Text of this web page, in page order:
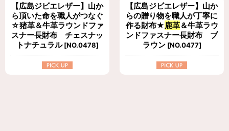
【広島ジビエレザー】山か
ら頂いた命を職人がつなぐ
☆猪革＆牛革ラウンドファ
スナー長財布 チェスナッ
トナチュラル [NO.0478]
【広島ジビエレザー】山か
らの贈り物を職人が丁寧に
作る財布★鹿革＆牛革ラウ
ンドファスナー長財布 ブ
ラウン [NO.0477]